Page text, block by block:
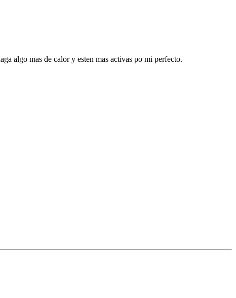
algo mas de calor y esten mas activas po mi perfecto.